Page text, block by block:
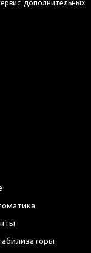
дополнительных